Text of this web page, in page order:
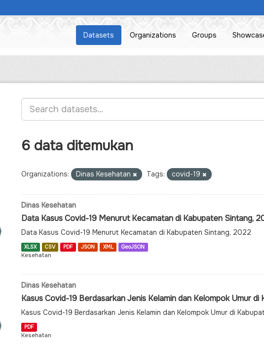
Datasets Organizations Groups
6 data ditemukan
Organizations: Dinas Kesehatan Tags: covid-19
Dinas Kesehatan
Data Kasus Covid-19 Menurut Kecamatan di Kabupaten Sintang,
Data Kasus Covid-19 Menurut Kecamatan di Kabupaten Sintang, 2022
XLSX CSV PDF JSON XML GeoJSON
Kesehatan
Dinas Kesehatan
Kasus Covid-19 Berdasarkan Jenis Kelamin dan Kelompok Umur di
Kasus Covid-19 Berdasarkan Jenis Kelamin dan Kelompok Umur di
PDF
Kesehatan